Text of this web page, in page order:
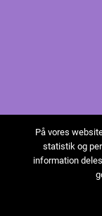
På vores
statistik og
information